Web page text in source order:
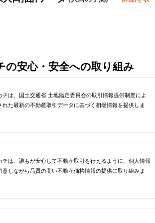
の安心・安全への取り組み
チは、国土交通省 土地鑑定委員会の取引情報提供制度によ
れた最新の不動産取引データに基づく相場情報を提供しま
チは、誰もが安心して不動産取引を行えるように、個人情報
意しながら品質の高い不動産価格情報の提供に取り組みま